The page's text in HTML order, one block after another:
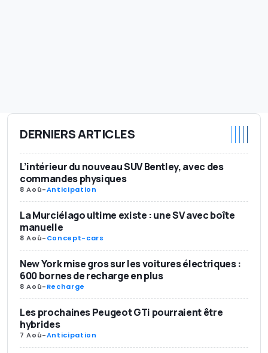
DERNIERS ARTICLES
L’intérieur du nouveau SUV Bentley, avec des
commandes physiques
8 Aoû-Anticipation
La Murciélago ultime existe : une SV avec boîte
manuelle
8 Aoû-Concept-cars
New York mise gros sur les voitures électriques :
600 bornes de recharge en plus
8 Aoû-Recharge
Les prochaines Peugeot GTi pourraient être
hybrides
7 Aoû-Anticipation